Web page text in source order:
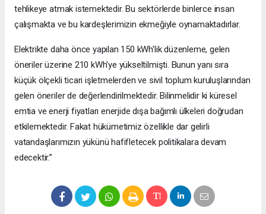
tehlikeye atmak istemektedir. Bu sektörlerde binlerce insan
çalışmakta ve bu kardeşlerimizin ekmeğiyle oynamaktadırlar.
Elektrikte daha önce yapılan 150 kWh'lik düzenleme, gelen
öneriler üzerine 210 kWh'ye yükseltilmişti. Bunun yanı sıra
küçük ölçekli ticari işletmelerden ve sivil toplum kuruluşlarından
gelen öneriler de değerlendirilmektedir. Bilinmelidir ki küresel
emtia ve enerji fiyatları enerjide dışa bağımlı ülkeleri doğrudan
etkilemektedir. Fakat hükümetimiz özellikle dar gelirli
vatandaşlarımızın yükünü hafifletecek politikalara devam
edecektir.”